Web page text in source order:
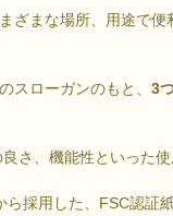
ざまな場所、用途で便
スローガンのもと、 3
さ、機能性といった
採用した、FSC認証